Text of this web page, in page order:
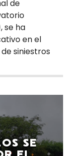
de
se ha
en el
siniestros
SE